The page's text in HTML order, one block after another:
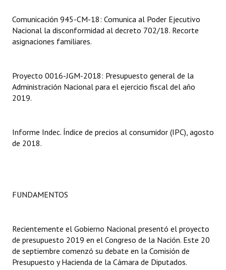
NORMATIVA
Comunicaciones
Resoluciones
INSTITUCIONAL
Registros y Distinciones
Premio al Mérito - Registro
Audiencias Públicas - Registro
Comunicación 945-CM-18: Comunica al Poder Ejecutivo
Nacional la disconformidad al decreto 702/18. Recorte
asignaciones familiares.
Proyecto 0016-JGM-2018: Presupuesto general de la
Administración Nacional para el ejercicio fiscal del año
2019.
Informe Indec. Índice de precios al consumidor (IPC), agosto
de 2018.
FUNDAMENTOS
Recientemente el Gobierno Nacional presentó el proyecto
de presupuesto 2019 en el Congreso de la Nación. Este 20
de septiembre comenzó su debate en la Comisión de
Presupuesto y Hacienda de la Cámara de Diputados.